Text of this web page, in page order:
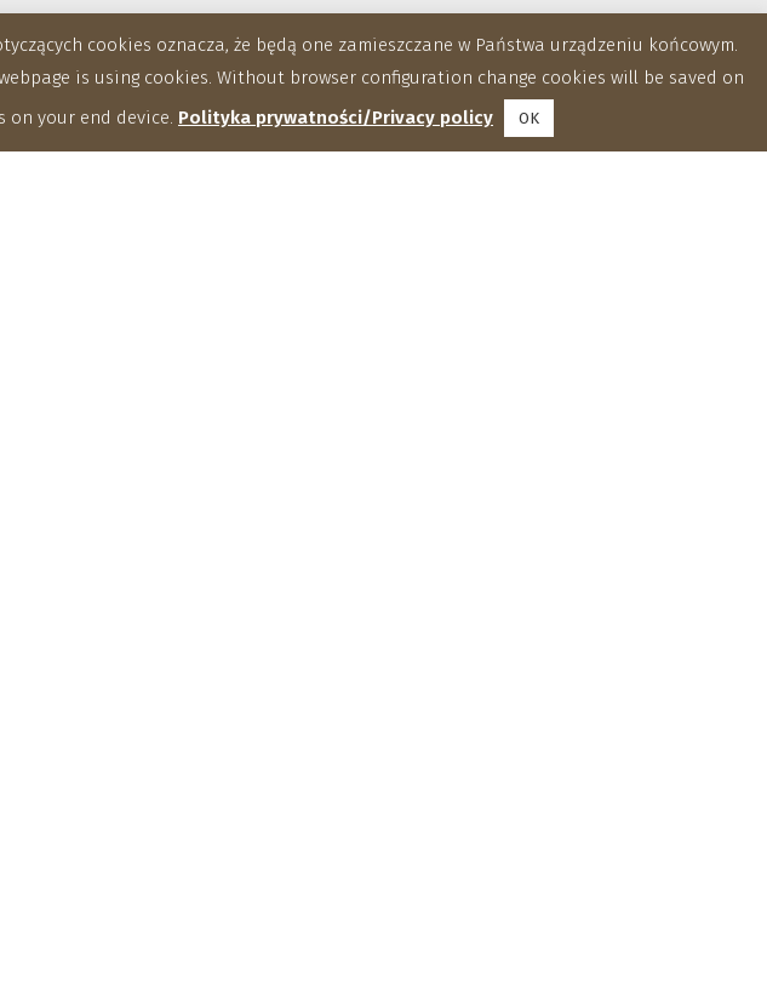
cookies oznacza, że będą one zamieszczane w Państwa urządzeniu końcowym.
is using cookies. Without browser configuration change cookies will be saved on
on your end device. Polityka prywatności/Privacy policy OK